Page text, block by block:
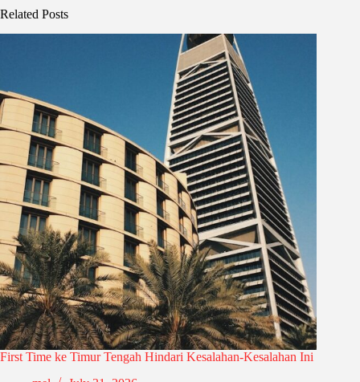
Related Posts
First Time ke Timur Tengah Hindari Kesalahan-Kesalahan Ini